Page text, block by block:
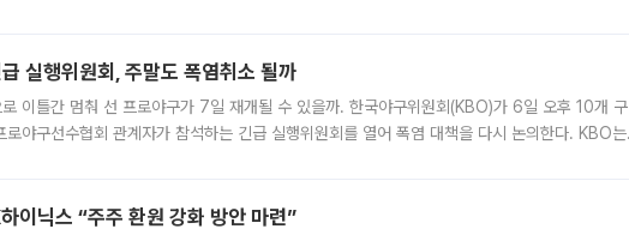
실행위원회, 주말도 폭염취소 될까
로 이틀간 멈춰 선 프로야구가 7일 재개될 수 있을까. 한국야구위원회(KBO)가 6일 오후 10개 구
로야구선수협회 관계자가 참석하는 긴급 실행위원회를 열어 폭염 대책을 다시 논의한다. KBO는
이닉스 “주주 환원 강화 방안 마련”